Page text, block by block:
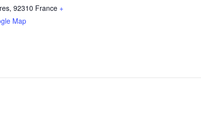
, 92310 France +
Map